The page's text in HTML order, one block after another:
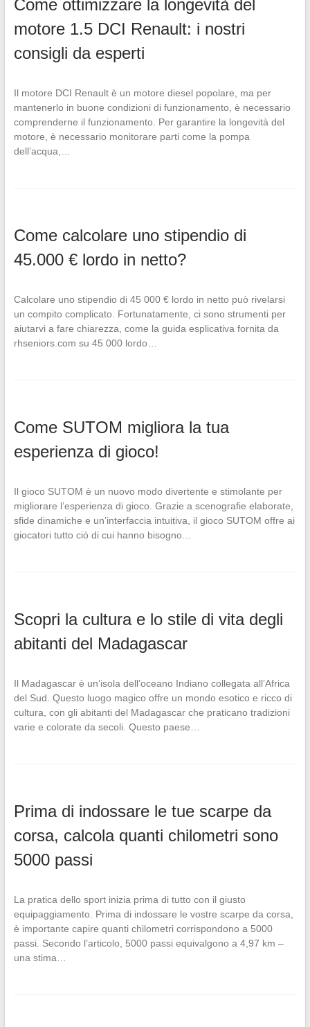
Come ottimizzare la longevità del
motore 1.5 DCI Renault: i nostri
consigli da esperti
Il motore DCI Renault è un motore diesel popolare, ma per
mantenerlo in buone condizioni di funzionamento, è necessario
comprenderne il funzionamento. Per garantire la longevità del
motore, è necessario monitorare parti come la pompa
dell’acqua,…
Come calcolare uno stipendio di
45.000 € lordo in netto?
Calcolare uno stipendio di 45 000 € lordo in netto può rivelarsi
un compito complicato. Fortunatamente, ci sono strumenti per
aiutarvi a fare chiarezza, come la guida esplicativa fornita da
rhseniors.com su 45 000 lordo…
Come SUTOM migliora la tua
esperienza di gioco!
Il gioco SUTOM è un nuovo modo divertente e stimolante per
migliorare l’esperienza di gioco. Grazie a scenografie elaborate,
sfide dinamiche e un’interfaccia intuitiva, il gioco SUTOM offre ai
giocatori tutto ciò di cui hanno bisogno…
Scopri la cultura e lo stile di vita degli
abitanti del Madagascar
Il Madagascar è un’isola dell’oceano Indiano collegata all’Africa
del Sud. Questo luogo magico offre un mondo esotico e ricco di
cultura, con gli abitanti del Madagascar che praticano tradizioni
varie e colorate da secoli. Questo paese…
Prima di indossare le tue scarpe da
corsa, calcola quanti chilometri sono
5000 passi
La pratica dello sport inizia prima di tutto con il giusto
equipaggiamento. Prima di indossare le vostre scarpe da corsa,
è importante capire quanti chilometri corrispondono a 5000
passi. Secondo l’articolo, 5000 passi equivalgono a 4,97 km –
una stima…